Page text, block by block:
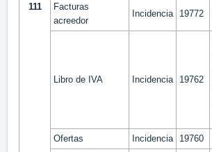
111
Facturas
acreedor
Incidencia 19772
Libro de IVA Incidencia 19762
Ofertas
Incidencia 19760